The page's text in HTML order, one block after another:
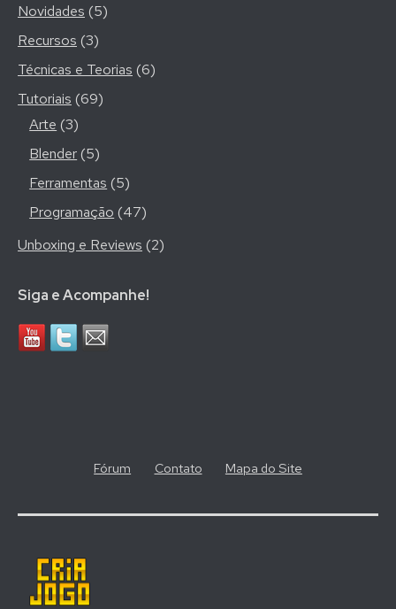
Novidades (5)
Recursos (3)
Técnicas e Teorias (6)
Tutoriais (69)
Arte (3)
Blender (5)
Ferramentas (5)
Programação (47)
Unboxing e Reviews (2)
Siga e Acompanhe!
Fórum Contato Mapa do Site